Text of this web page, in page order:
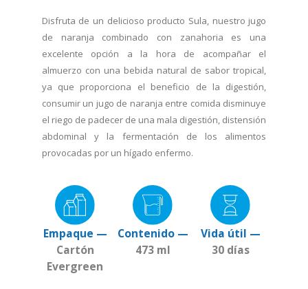
Disfruta de un delicioso producto Sula, nuestro jugo
de naranja combinado con zanahoria es una
excelente opción a la hora de acompañar el
almuerzo con una bebida natural de sabor tropical,
ya que proporciona el beneficio de la digestión,
consumir un jugo de naranja entre comida disminuye
el riego de padecer de una mala digestión, distensión
abdominal y la fermentación de los alimentos
provocadas por un hígado enfermo.
Empaque —
Cartón
Evergreen
Contenido —
473 ml
Vida útil —
30 días